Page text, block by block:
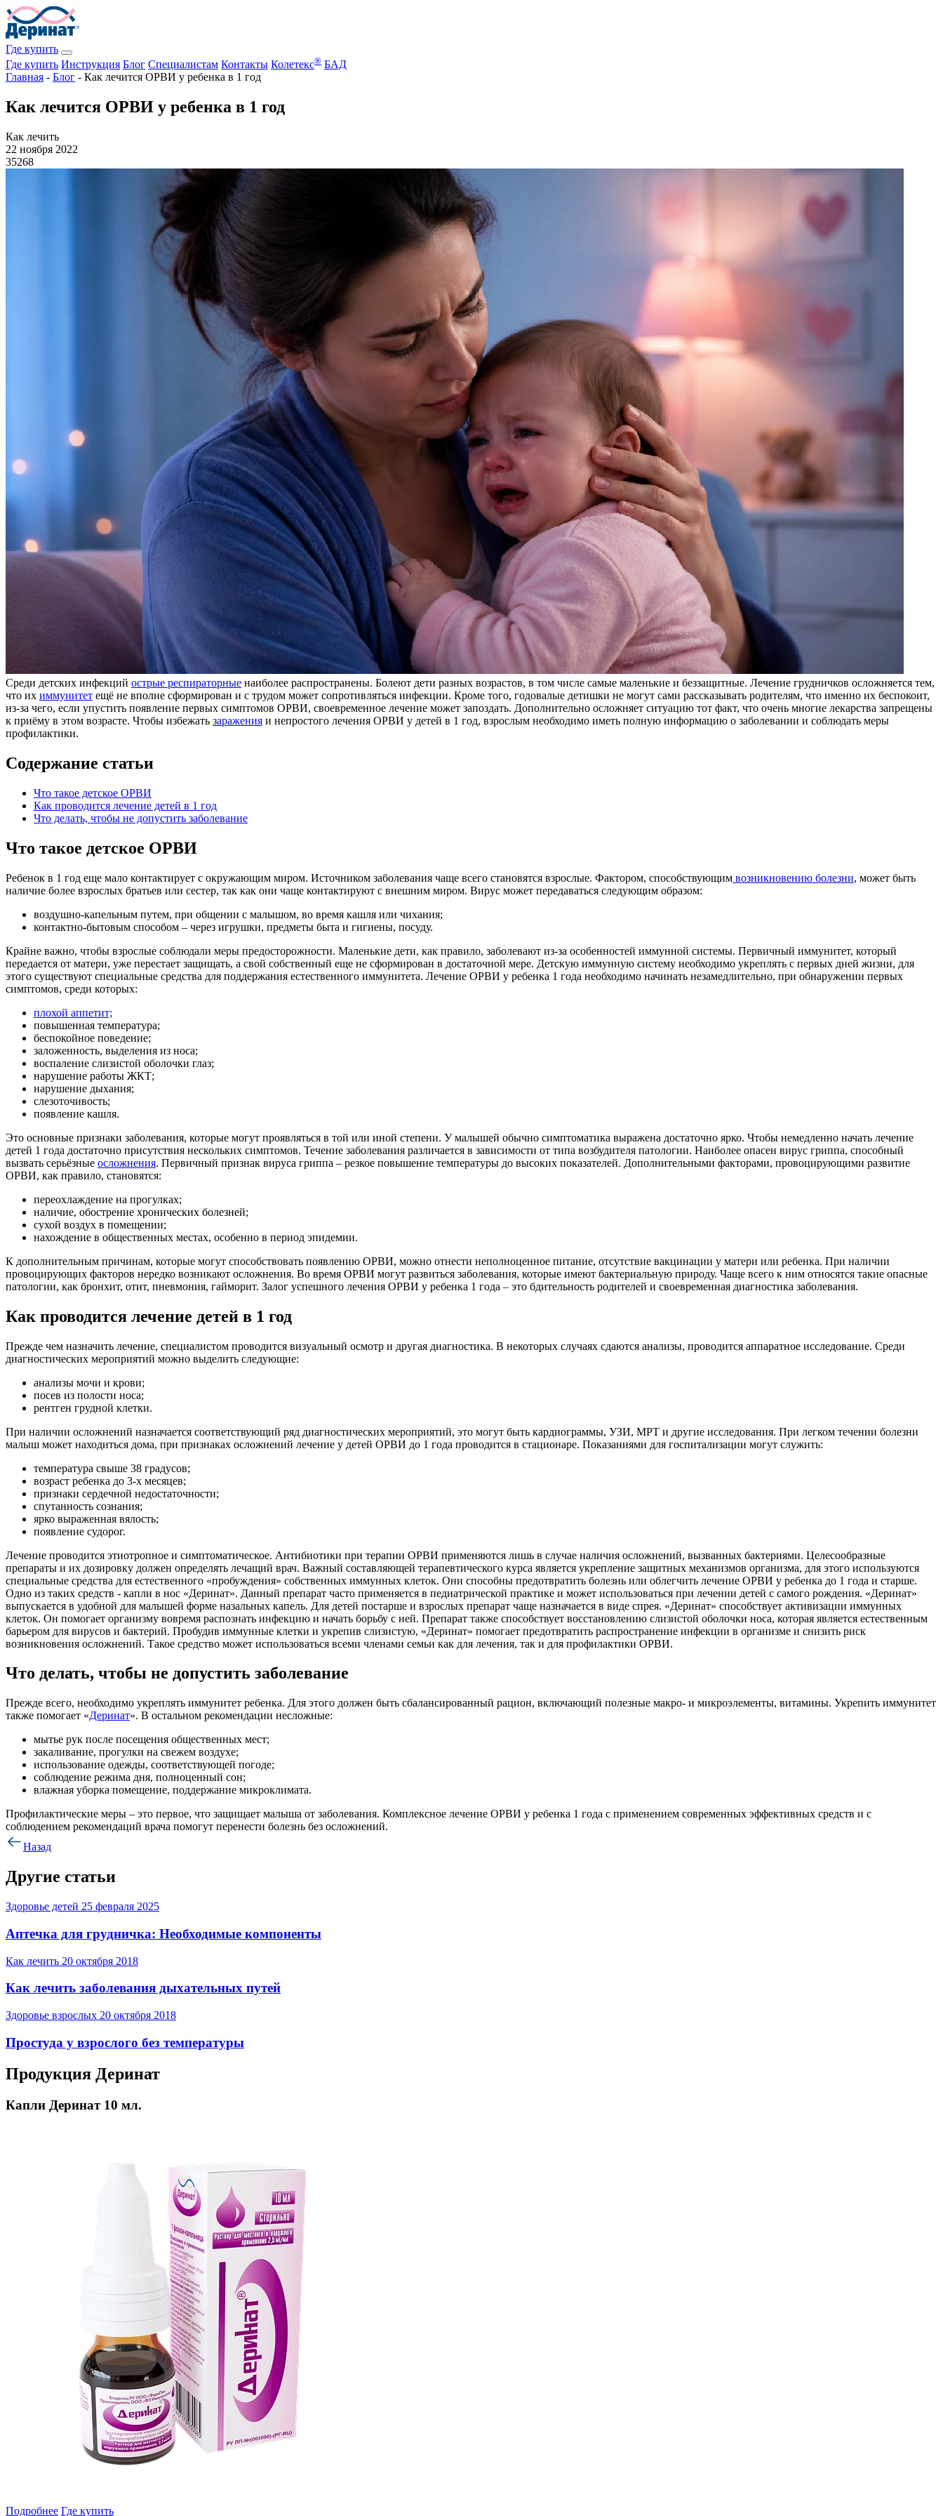
Где купить
Где купить Инструкция Блог Специалистам Контакты Колетекс® БАД
Главная - Блог - Как лечится ОРВИ у ребенка в 1 год
Как лечится ОРВИ у ребенка в 1 год
Как лечить
22 ноября 2022
35268
Среди детских инфекций острые респираторные наиболее распространены. Болеют дети разных возрастов, в том числе самые маленькие и беззащитные. Лечение грудничков осложняется тем,
что их иммунитет ещё не вполне сформирован и с трудом может сопротивляться инфекции. Кроме того, годовалые детишки не могут сами рассказывать родителям, что именно их беспокоит,
из-за чего, если упустить появление первых симптомов ОРВИ, своевременное лечение может запоздать. Дополнительно осложняет ситуацию тот факт, что очень многие лекарства запрещены
к приёму в этом возрасте. Чтобы избежать заражения и непростого лечения ОРВИ у детей в 1 год, взрослым необходимо иметь полную информацию о заболевании и соблюдать меры
профилактики.
Содержание статьи
Что такое детское ОРВИ
Как проводится лечение детей в 1 год
Что делать, чтобы не допустить заболевание
Что такое детское ОРВИ
Ребенок в 1 год еще мало контактирует с окружающим миром. Источником заболевания чаще всего становятся взрослые. Фактором, способствующим возникновению болезни, может быть
наличие более взрослых братьев или сестер, так как они чаще контактируют с внешним миром. Вирус может передаваться следующим образом:
воздушно-капельным путем, при общении с малышом, во время кашля или чихания;
контактно-бытовым способом – через игрушки, предметы быта и гигиены, посуду.
Крайне важно, чтобы взрослые соблюдали меры предосторожности. Маленькие дети, как правило, заболевают из-за особенностей иммунной системы. Первичный иммунитет, который
передается от матери, уже перестает защищать, а свой собственный еще не сформирован в достаточной мере. Детскую иммунную систему необходимо укреплять с первых дней жизни, для
этого существуют специальные средства для поддержания естественного иммунитета. Лечение ОРВИ у ребенка 1 года необходимо начинать незамедлительно, при обнаружении первых
симптомов, среди которых:
плохой аппетит;
повышенная температура;
беспокойное поведение;
заложенность, выделения из носа;
воспаление слизистой оболочки глаз;
нарушение работы ЖКТ;
нарушение дыхания;
слезоточивость;
появление кашля.
Это основные признаки заболевания, которые могут проявляться в той или иной степени. У малышей обычно симптоматика выражена достаточно ярко. Чтобы немедленно начать лечение
детей 1 года достаточно присутствия нескольких симптомов. Течение заболевания различается в зависимости от типа возбудителя патологии. Наиболее опасен вирус гриппа, способный
вызвать серьёзные осложнения. Первичный признак вируса гриппа – резкое повышение температуры до высоких показателей. Дополнительными факторами, провоцирующими развитие
ОРВИ, как правило, становятся:
переохлаждение на прогулках;
наличие, обострение хронических болезней;
сухой воздух в помещении;
нахождение в общественных местах, особенно в период эпидемии.
К дополнительным причинам, которые могут способствовать появлению ОРВИ, можно отнести неполноценное питание, отсутствие вакцинации у матери или ребенка. При наличии
провоцирующих факторов нередко возникают осложнения. Во время ОРВИ могут развиться заболевания, которые имеют бактериальную природу. Чаще всего к ним относятся такие опасные
патологии, как бронхит, отит, пневмония, гайморит. Залог успешного лечения ОРВИ у ребенка 1 года – это бдительность родителей и своевременная диагностика заболевания.
Как проводится лечение детей в 1 год
Прежде чем назначить лечение, специалистом проводится визуальный осмотр и другая диагностика. В некоторых случаях сдаются анализы, проводится аппаратное исследование. Среди
диагностических мероприятий можно выделить следующие:
анализы мочи и крови;
посев из полости носа;
рентген грудной клетки.
При наличии осложнений назначается соответствующий ряд диагностических мероприятий, это могут быть кардиограммы, УЗИ, МРТ и другие исследования. При легком течении болезни
малыш может находиться дома, при признаках осложнений лечение у детей ОРВИ до 1 года проводится в стационаре. Показаниями для госпитализации могут служить:
температура свыше 38 градусов;
возраст ребенка до 3-х месяцев;
признаки сердечной недостаточности;
спутанность сознания;
ярко выраженная вялость;
появление судорог.
Лечение проводится этиотропное и симптоматическое. Антибиотики при терапии ОРВИ применяются лишь в случае наличия осложнений, вызванных бактериями. Целесообразные
препараты и их дозировку должен определять лечащий врач. Важный составляющей терапевтического курса является укрепление защитных механизмов организма, для этого используются
специальные средства для естественного «пробуждения» собственных иммунных клеток. Они способны предотвратить болезнь или облегчить лечение ОРВИ у ребенка до 1 года и старше.
Одно из таких средств - капли в нос «Деринат». Данный препарат часто применяется в педиатрической практике и может использоваться при лечении детей с самого рождения. «Деринат»
выпускается в удобной для малышей форме назальных капель. Для детей постарше и взрослых препарат чаще назначается в виде спрея. «Деринат» способствует активизации иммунных
клеток. Он помогает организму вовремя распознать инфекцию и начать борьбу с ней. Препарат также способствует восстановлению слизистой оболочки носа, которая является естественным
барьером для вирусов и бактерий. Пробудив иммунные клетки и укрепив слизистую, «Деринат» помогает предотвратить распространение инфекции в организме и снизить риск
возникновения осложнений. Такое средство может использоваться всеми членами семьи как для лечения, так и для профилактики ОРВИ.
Что делать, чтобы не допустить заболевание
Прежде всего, необходимо укреплять иммунитет ребенка. Для этого должен быть сбалансированный рацион, включающий полезные макро- и микроэлементы, витамины. Укрепить иммунитет
также помогает «Деринат». В остальном рекомендации несложные:
мытье рук после посещения общественных мест;
закаливание, прогулки на свежем воздухе;
использование одежды, соответствующей погоде;
соблюдение режима дня, полноценный сон;
влажная уборка помещение, поддержание микроклимата.
Профилактические меры – это первое, что защищает малыша от заболевания. Комплексное лечение ОРВИ у ребенка 1 года с применением современных эффективных средств и с
соблюдением рекомендаций врача помогут перенести болезнь без осложнений.
Назад
Другие статьи
Здоровье детей 25 февраля 2025
Аптечка для грудничка: Необходимые компоненты
Как лечить 20 октября 2018
Как лечить заболевания дыхательных путей
Здоровье взрослых 20 октября 2018
Простуда у взрослого без температуры
Продукция Деринат
Капли Деринат 10 мл.
Подробнее Где купить